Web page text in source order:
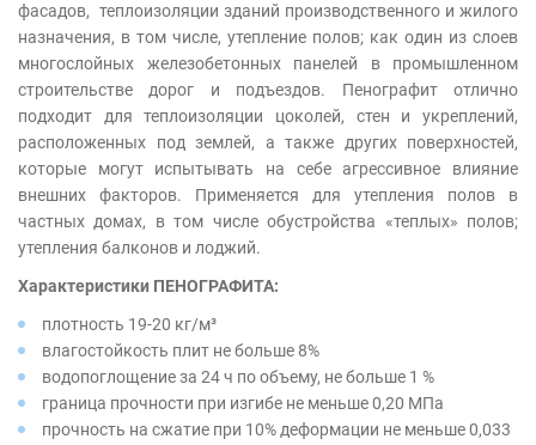
фасадов, теплоизоляции зданий производственного и жилого
назначения, в том числе, утепление полов; как один из слоев
многослойных железобетонных панелей в промышленном
строительстве дорог и подъездов. Пенографит отлично
подходит для теплоизоляции цоколей, стен и укреплений,
расположенных под землей, а также других поверхностей,
которые могут испытывать на себе агрессивное влияние
внешних факторов. Применяется для утепления полов в
частных домах, в том числе обустройства «теплых» полов;
утепления балконов и лоджий.
Характеристики ПЕНОГРАФИТА:
плотность 19-20 кг/м³
влагостойкость плит не больше 8%
водопоглощение за 24 ч по объему, не больше 1 %
граница прочности при изгибе не меньше 0,20 МПа
прочность на сжатие при 10% деформации не меньше 0,033